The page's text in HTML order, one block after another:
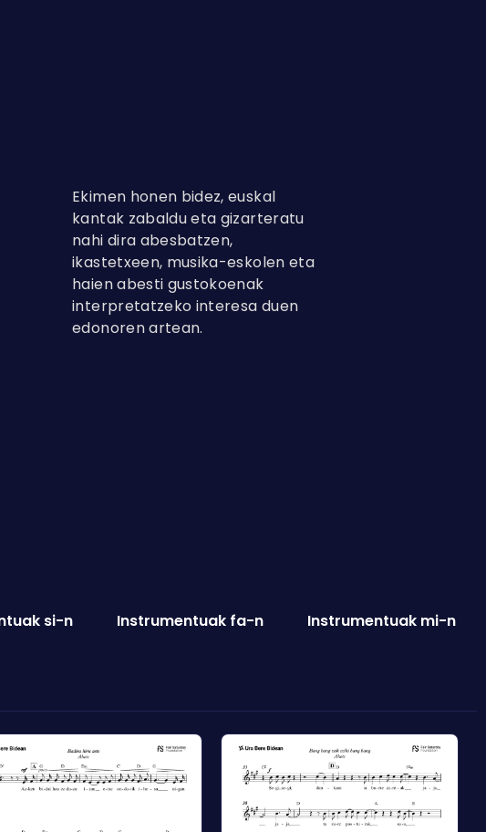
Ekimen honen bidez, euskal
kantak zabaldu eta gizarteratu
nahi dira abesbatzen,
ikastetxeen, musika-eskolen eta
haien abesti gustokoenak
interpretatzeko interesa duen
edonoren artean.